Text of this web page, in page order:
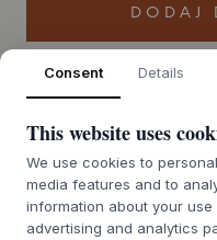
DODAJ
Czas realizacji
zwrotnego ok. 9-21 dni
O TYM PRODUKCIE
Consent Details
This website uses
We use cookies to
media features and to
information about your
advertising and analytics